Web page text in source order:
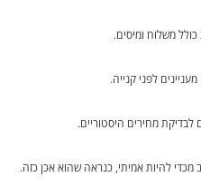
משלוח ומיסים.
לפני קנייה.
מחירים היסטוריים.
להיות אמיתי, כנראה שהוא אכן כזה.